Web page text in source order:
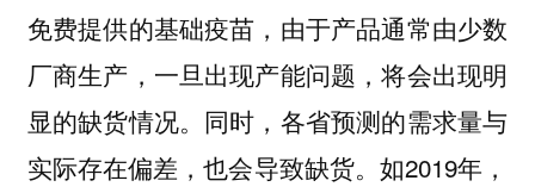
免费提供的基础疫苗，由于产品通常由少数
厂商生产，一旦出现产能问题，将会出现明
显的缺货情况。同时，各省预测的需求量与
实际存在偏差，也会导致缺货。如2019年，